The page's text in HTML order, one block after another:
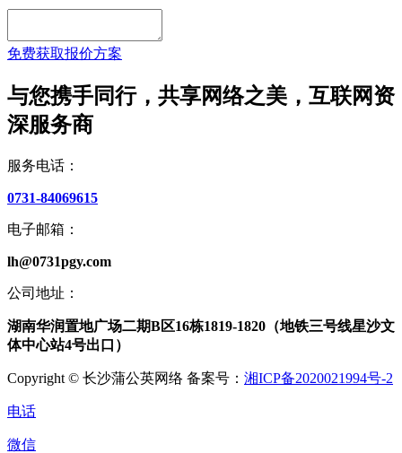
免费获取报价方案
与您携手同行，共享网络之美，互联网资
深服务商
服务电话：
0731-84069615
电子邮箱：
lh@0731pgy.com
公司地址：
湖南华润置地广场二期B区16栋1819-1820（地铁三号线星沙文
体中心站4号出口）
Copyright © 长沙蒲公英网络 备案号： 湘ICP备2020021994号-2
电话
微信